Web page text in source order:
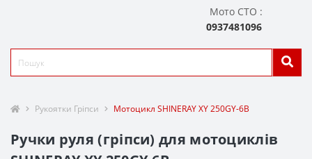
Мото СТО :
0937481096
Рукоятки Гріпси Мотоцикл SHINERAY XY 250GY-6B
Ручки руля (гріпси) для мотоциклів